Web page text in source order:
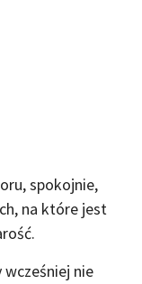
spokojnie,
na które jest
wcześniej nie